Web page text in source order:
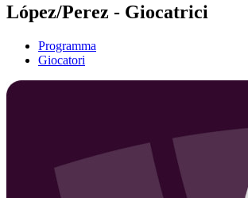
López/Perez - Giocatrici
Programma
Giocatori